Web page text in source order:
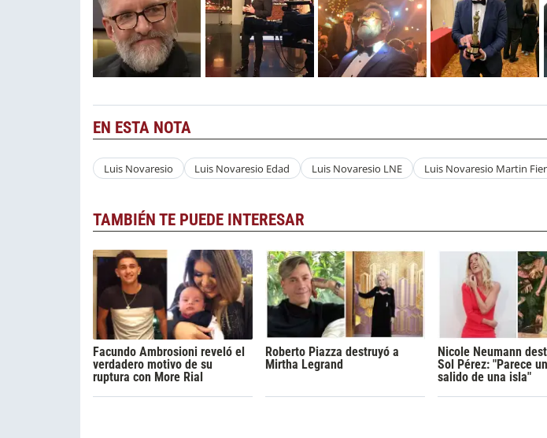
EN ESTA NOTA
Luis Novaresio Luis Novaresio Edad Luis Novaresio LNE Luis Novaresio Martin
TAMBIÉN TE PUEDE INTERESAR
Facundo Ambrosioni reveló el
verdadero motivo de su
ruptura con More Rial
Roberto Piazza destruyó a
Mirtha Legrand
Nicole Neumann
Sol Pérez: "Parece
salido de una isla"